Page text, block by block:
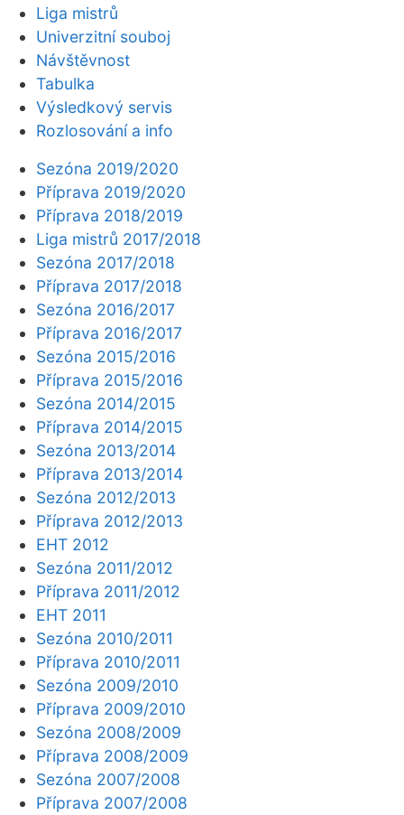
Liga mistrů
Univerzitní souboj
Návštěvnost
Tabulka
Výsledkový servis
Rozlosování a info
Sezóna 2019/2020
Příprava 2019/2020
Příprava 2018/2019
Liga mistrů 2017/2018
Sezóna 2017/2018
Příprava 2017/2018
Sezóna 2016/2017
Příprava 2016/2017
Sezóna 2015/2016
Příprava 2015/2016
Sezóna 2014/2015
Příprava 2014/2015
Sezóna 2013/2014
Příprava 2013/2014
Sezóna 2012/2013
Příprava 2012/2013
EHT 2012
Sezóna 2011/2012
Příprava 2011/2012
EHT 2011
Sezóna 2010/2011
Příprava 2010/2011
Sezóna 2009/2010
Příprava 2009/2010
Sezóna 2008/2009
Příprava 2008/2009
Sezóna 2007/2008
Příprava 2007/2008